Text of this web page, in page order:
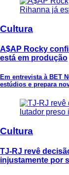
Cultura
A$AP Rocky
está em produção
Em entrevista à BET
estúdios e prepara
Cultura
TJ-RJ revê
injustamente por